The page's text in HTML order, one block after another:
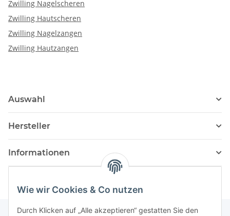
Wie wir Cookies & Co nutzen
Durch Klicken auf „Alle akzeptieren“ gestatten Sie den
Zwilling Nagelscheren
Zwilling Hautscheren
Zwilling Nagelzangen
Zwilling Hautzangen
Auswahl
Hersteller
Informationen